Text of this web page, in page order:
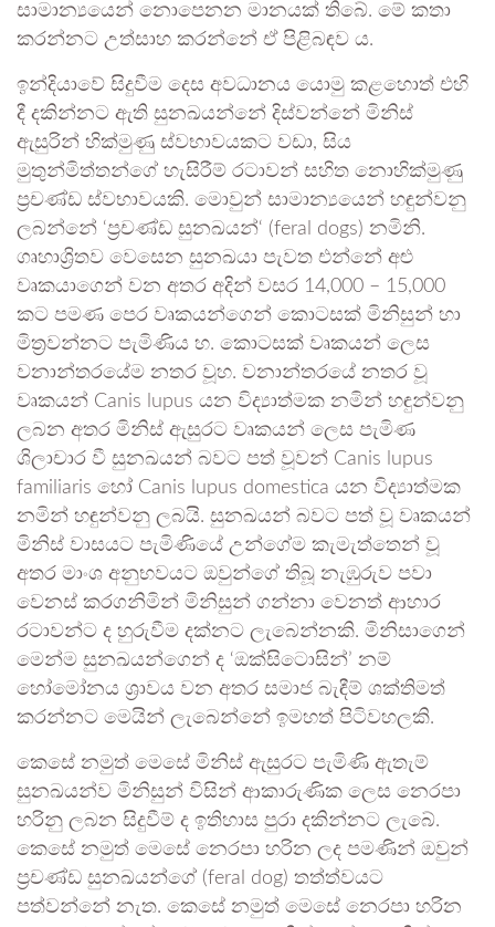
සාමාන්‍යයෙන් නොපෙනන මානයක් තිබේ. මේ කතා
කරන්නට උත්සාහ කරන්නේ ඒ පිළිබඳව ය.
ඉන්දියාවේ සිදුවීම දෙස අවධානය යොමු කළහොත් එහි
දී දකින්නට ඇති සුනඛයන්නේ දිස්වන්නේ මිනිස්
ඇසුරින් හික්මුණු ස්වභාවයකට වඩා, සිය
මුතුන්මිත්තන්ගේ හැසිරීම් රටාවන් සහිත නොහික්මුණු
ප්‍රචණ්ඩ ස්වභාවයකි. මොවුන් සාමාන්‍යයෙන් හඳුන්වනු
ලබන්නේ ‘ප්‍රචණ්ඩ සුනඛයන්‘ (feral dogs) නමිනි.
ගෘහාශ්‍රිතව වෙසෙන සුනඛයා පැවත එන්නේ අළු
වෘකයාගෙන් වන අතර අදින් වසර 14,000 – 15,000
කට පමණ පෙර වෘකයන්ගෙන් කොටසක් මිනිසුන් හා
මිත්‍රවන්නට පැමිණිය හ. කොටසක් වෘකයන් ලෙස
වනාන්තරයේම නතර වූහ. වනාන්තරයේ නතර වූ
වෘකයන් Canis lupus යන විද්‍යාත්මක නමින් හඳුන්වනු
ලබන අතර මිනිස් ඇසුරට වෘකයන් ලෙස පැමිණ
ශිලාචාර වී සුනඛයන් බවට පත් වූවන් Canis lupus
familiaris හෝ Canis lupus domestica යන විද්‍යාත්මක
නමින් හඳුන්වනු ලබයි. සුනඛයන් බවට පත් වූ වෘකයන්
මිනිස් වාසයට පැමිණියේ උන්ගේම කැමැත්තෙන් වූ
අතර මාංශ අනුභවයට ඔවුන්ගේ තිබූ නැඹුරුව පවා
වෙනස් කරගනිමින් මිනිසුන් ගන්නා වෙනත් ආහාර
රටාවන්ට ද හුරුවීම දක්නට ලැබෙන්නකි. මිනිසාගෙන්
මෙන්ම සුනඛයන්ගෙන් ද ‘ඔක්සිටොසින්’ නම්
හෝමෝනය ශ්‍රාවය වන අතර සමාජ බැඳීම් ශක්තිමත්
කරන්නට මෙයින් ලැබෙන්නේ ඉමහත් පිටිවහලකි.
කෙසේ නමුත් මෙසේ මිනිස් ඇසුරට පැමිණි ඇතැම්
සුනඛයන්ව මිනිසුන් විසින් ආකාරුණික ලෙස නෙරපා
හරිනු ලබන සිදුවීම් ද ඉතිහාස පුරා දකින්නට ලැබේ.
කෙසේ නමුත් මෙසේ නෙරපා හරින ලද පමණින් ඔවුන්
ප්‍රචණ්ඩ සුනඛයන්ගේ (feral dog) තත්ත්වයට
පත්වන්නේ නැත. කෙසේ නමුත් මෙසේ නෙරපා හරින